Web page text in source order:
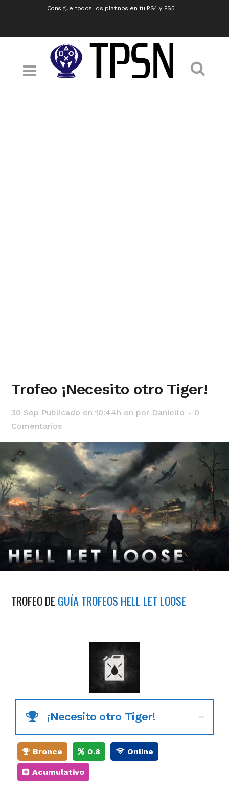
Consigue todos los platinos en tu PS4 y PS5
Trofeo ¡Necesito otro Tiger!
30 Sep Publicado en 10:44h en por Daniello
0
Comentarios
TROFEO DE GUÍA TROFEOS HELL LET LOOSE
¡Necesito otro Tiger!
Bronce 0.8 Online
Acumulativo